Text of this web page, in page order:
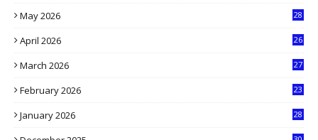
May 2026
28
April 2026
26
March 2026
27
February 2026
23
January 2026
28